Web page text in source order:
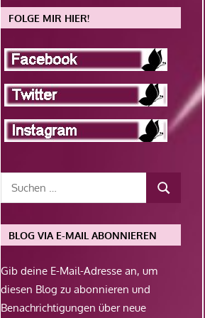
FOLGE MIR HIER!
BLOG VIA E-MAIL ABONNIEREN
Gib deine E-Mail-Adresse an, um
diesen Blog zu abonnieren und
Benachrichtigungen über neue